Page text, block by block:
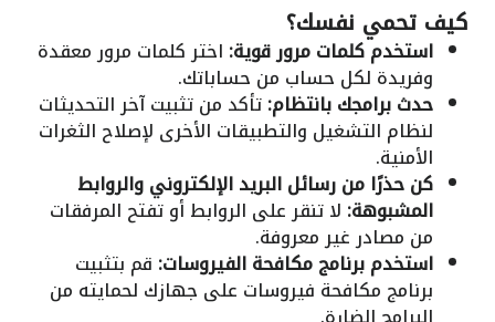
كيف تحمي نفسك؟
استخدم كلمات مرور قوية: اختر كلمات مرور معقدة
وفريدة لكل حساب من حساباتك.
حدث برامجك بانتظام:تأكد من تثبيت آخر التحديثات
لنظام التشغيل والتطبيقات الأخرى لإصلاح الثغرات
الأمنية.
كن حذرًا من رسائل البريد الإلكتروني والروابط
المشبوهة: لا تنقر على الروابط أو تفتح المرفقات
من مصادر غير معروفة.
استخدم برنامج مكافحة الفيروسات: قم بتثبيت
برنامج مكافحة فيروسات على جهازك لحمايته من